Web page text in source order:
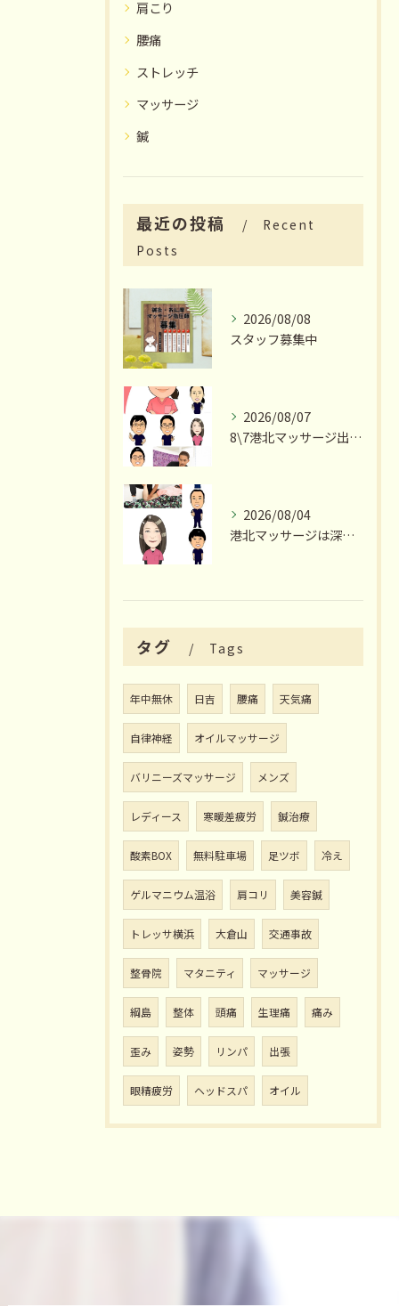
肩こり
腰痛
ストレッチ
マッサージ
鍼
最近の投稿
Recent
Posts
2026/08/08
スタッフ募集中
2026/08/07
8\7港北マッサージ出勤スタッフ情報
2026/08/04
港北マッサージは深夜23時まで営業いたします
タグ Tags
年中無休 日吉 腰痛 天気痛
自律神経 オイルマッサージ
バリニーズマッサージ メンズ
レディース 寒暖差疲労 鍼治療
酸素BOX 無料駐車場 足ツボ 冷え
ゲルマニウム温浴 肩コリ 美容鍼
トレッサ横浜 大倉山 交通事故
整骨院 マタニティ マッサージ
綱島 整体 頭痛 生理痛 痛み
歪み 姿勢 リンパ 出張
眼精疲労 ヘッドスパ オイル